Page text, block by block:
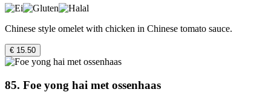
Chinese style omelet with chicken in Chinese tomato sauce.
€ 15.50
85. Foe yong hai met ossenhaas